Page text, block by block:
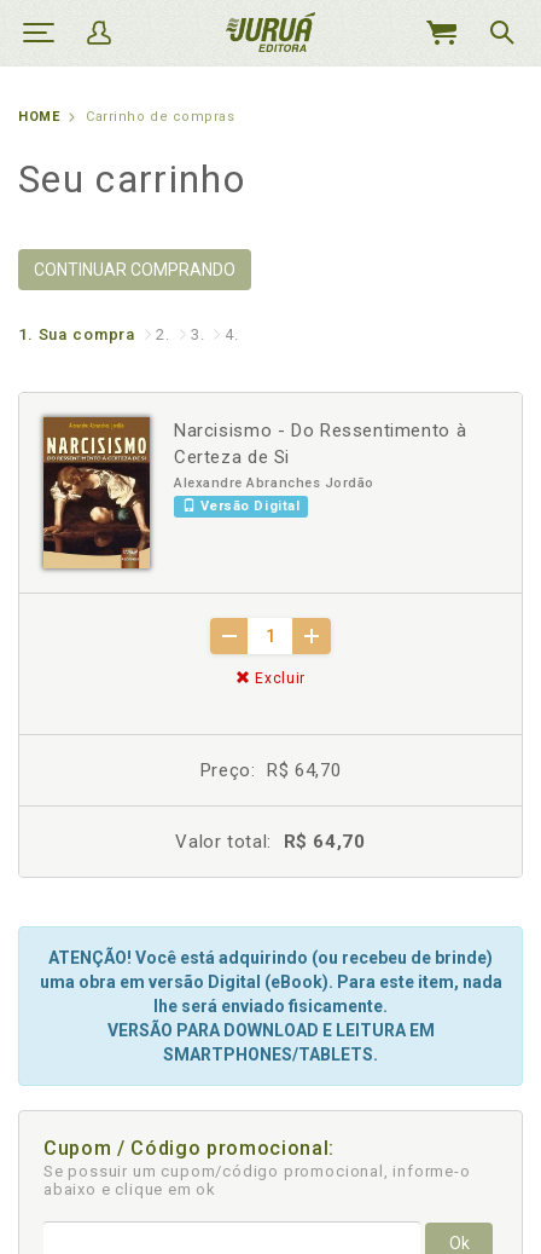
MEU
HOME Carrinho de compras
Seu carrinho
CONTINUAR COMPRANDO
1. Sua compra 2. 3. 4.
Narcisismo - Do Ressentimento à
Certeza de Si
Alexandre Abranches Jordão
Versão Digital
Excluir
Preço: R$ 64,70
Valor total: R$ 64,70
ATENÇÃO! Você está adquirindo (ou recebeu de brinde)
uma obra em versão Digital (eBook). Para este item, nada
lhe será enviado fisicamente.
VERSÃO PARA DOWNLOAD E LEITURA EM
SMARTPHONES/TABLETS.
Cupom / Código promocional:
Se possuir um cupom/código promocional, informe-o
abaixo e clique em ok
Ok